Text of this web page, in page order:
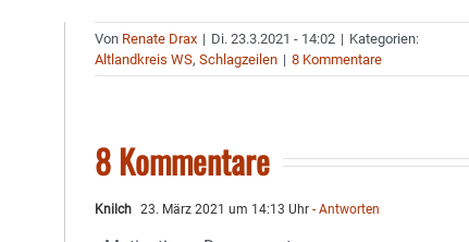
Von Renate Drax | Di. 23.3.2021 - 14:02 | Kategorien:
Altlandkreis WS,Schlagzeilen | 8 Kommentare
8 Kommentare
Knilch 23. März 2021 um 14:13 Uhr - Antworten